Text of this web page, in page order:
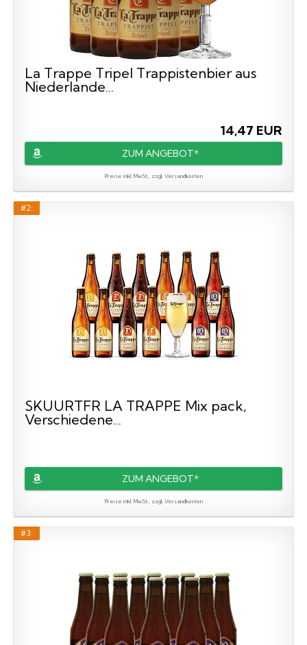
La Trappe Tripel Trappistenbier aus
Niederlande...
14,47 EUR
ZUM ANGEBOT*
Preise inkl. MwSt., zzgl. Versandkosten
#2:
SKUURTFR LA TRAPPE Mix pack,
Verschiedene...
ZUM ANGEBOT*
Preise inkl. MwSt., zzgl. Versandkosten
#3: